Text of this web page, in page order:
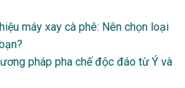
máy xay cà phê: Nên chọn loại
pháp pha chế độc đáo từ Ý và